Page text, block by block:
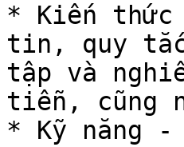
* Kiến thức
tin, quy
tập và
tiễn, cũng
* Kỹ năng